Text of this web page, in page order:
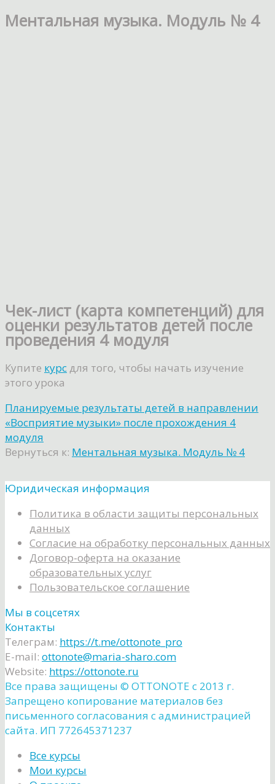
Ментальная музыка. Модуль № 4
Чек-лист (карта компетенций) для
оценки результатов детей после
проведения 4 модуля
Купите курс для того, чтобы начать изучение
этого урока
Планируемые результаты детей в направлении
«Восприятие музыки» после прохождения 4
модуля
Вернуться к: Ментальная музыка. Модуль № 4
Юридическая информация
Политика в области защиты персональных
данных
Согласие на обработку персональных данных
Договор-оферта на оказание
образовательных услуг
Пользовательское соглашение
Мы в соцсетях
Контакты
Телеграм: https://t.me/ottonote_pro
E-mail: ottonote@maria-sharo.com
Website: https://ottonote.ru
Все права защищены ©️ OTTONOTE с 2013 г.
Запрещено копирование материалов без
письменного согласования с администрацией
сайта. ИП 772645371237
Все курсы
Мои курсы